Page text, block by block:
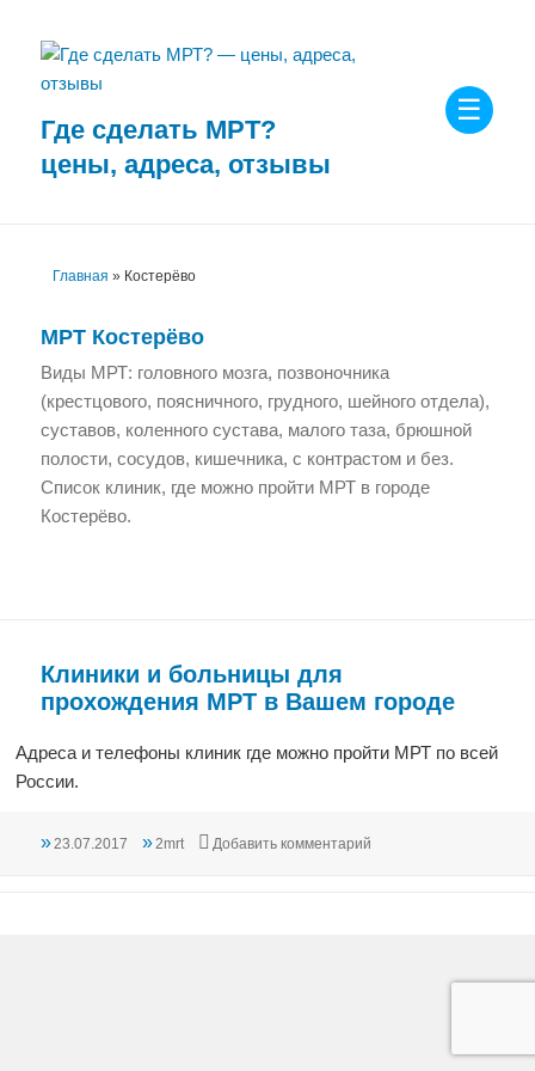
Где сделать МРТ?
цены, адреса, отзывы
Главная » Костерёво
МРТ Костерёво
Виды МРТ: головного мозга, позвоночника
(крестцового, поясничного, грудного, шейного отдела),
суставов, коленного сустава, малого таза, брюшной
полости, сосудов, кишечника, с контрастом и без.
Список клиник, где можно пройти МРТ в городе
Костерёво.
Клиники и больницы для
прохождения МРТ в Вашем городе
Адреса и телефоны клиник где можно пройти МРТ по всей
России.
Опубликовано
23.07.2017 Автор
2mrt Добавить комментарий